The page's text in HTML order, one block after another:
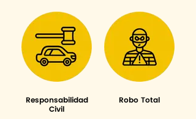
Responsabilidad
Civil
Robo Total